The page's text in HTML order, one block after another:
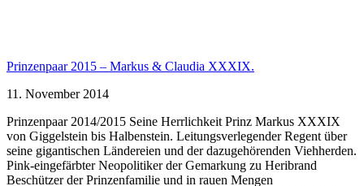
Prinzenpaar 2015 – Markus & Claudia XXXIX.
11. November 2014
Prinzenpaar 2014/2015 Seine Herrlichkeit Prinz Markus XXXIX
von Giggelstein bis Halbenstein. Leitungsverlegender Regent über
seine gigantischen Ländereien und der dazugehörenden Viehherden.
Pink-eingefärbter Neopolitiker der Gemarkung zu Heribrand
Beschützer der Prinzenfamilie und in rauen Mengen